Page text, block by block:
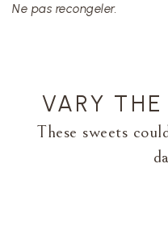
Ne pas recongeler.
VARY
These sweets